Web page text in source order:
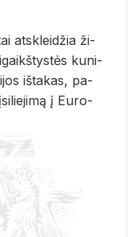
at­sklei­džia ži­
ku­ni­
iš­ta­kas, pa­
į Eu­ro­